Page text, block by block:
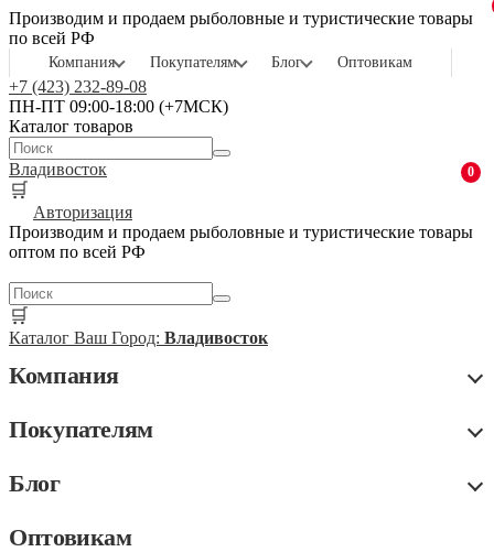
Производим и продаем рыболовные и туристические товары
по всей РФ
Компания Покупателям Блог Оптовикам
+7 (423) 232-89-08
ПН-ПТ 09:00-18:00 (+7МСК)
Каталог товаров
Владивосток
🛒
0
Авторизация
Производим и продаем рыболовные и туристические товары
оптом по всей РФ
🛒
Каталог Ваш Город: Владивосток
Компания
Покупателям
Блог
Оптовикам